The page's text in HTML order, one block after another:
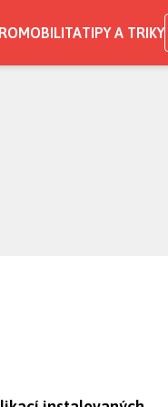
TIPY A TRIKY